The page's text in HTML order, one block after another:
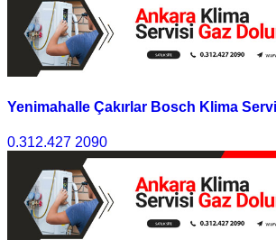
Yenimahalle Çakırlar Bosch Klima
0.312.427 2090